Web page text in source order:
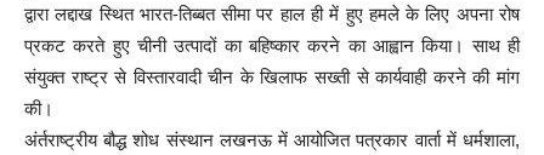
द्वारा लद्दाख स्थित भारत-तिब्बत सीमा पर हाल ही में हुए हमले के लिए अपना रोष
प्रकट करते हुए चीनी उत्पादों का बहिष्कार करने का आह्वान किया। साथ ही
संयुक्त राष्ट्र से विस्तारवादी चीन के खिलाफ सख्ती से कार्यवाही करने की मांग
की।
अंर्तराष्ट्रीय बौद्ध शोध संस्थान लखनऊ में आयोजित पत्रकार वार्ता में धर्मशाला,